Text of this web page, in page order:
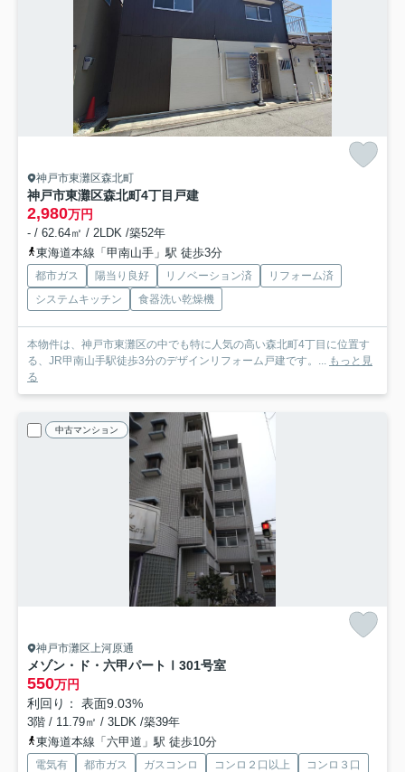
神戸市東灘区森北町
神戸市東灘区森北町4丁目戸建
2,980万円
- / 62.64㎡ / 2LDK /築52年
東海道本線「甲南山手」駅 徒歩3分
都市ガス 陽当り良好 リノベーション済
リフォーム済
システムキッチン
食器洗い乾燥機
本物件は、神戸市東灘区の中でも特に人気の高い森北町4丁目に位置す
る、JR甲南山手駅徒歩3分のデザインリフォーム戸建です。...
もっと見
る
中古マンション
神戸市灘区上河原通
メゾン・ド・六甲パートⅠ 301号室
550万円
利回り： 表面9.03%
3階 / 11.79㎡ / 3LDK /築39年
東海道本線「六甲道」駅 徒歩10分
電気有 都市ガス ガスコンロ コンロ２口以上
コンロ３口